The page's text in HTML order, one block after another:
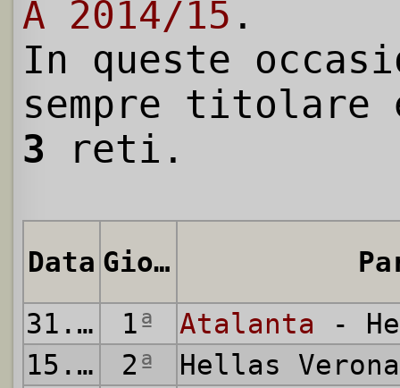
A 2014/15 .
In queste
sempre titolare
3 reti.
Data Giornata
31.08.2014
1ª Atalanta -
15.09.2014
2ª
Hellas